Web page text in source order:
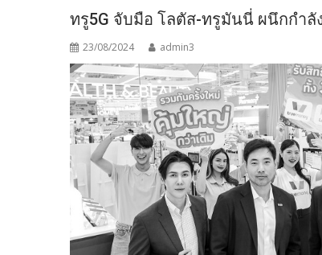
ทรู5G จับมือ โลตัส-ทรูมันนี่ ผนึกกำลั
23/08/2024 admin3